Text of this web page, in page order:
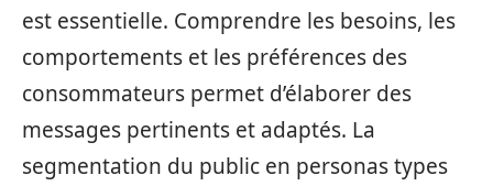
est essentielle. Comprendre les besoins, les
comportements et les préférences des
consommateurs permet d’élaborer des
messages pertinents et adaptés. La
segmentation du public en personas types